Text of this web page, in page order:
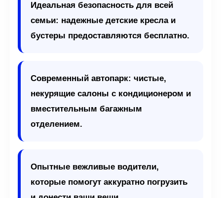
Идеальная безопасность для всей
семьи: надежные детские кресла и
бустеры предоставляются бесплатно.
Современный автопарк: чистые,
некурящие салоны с кондиционером и
вместительным багажным
отделением.
Опытные вежливые водители,
которые помогут аккуратно погрузить